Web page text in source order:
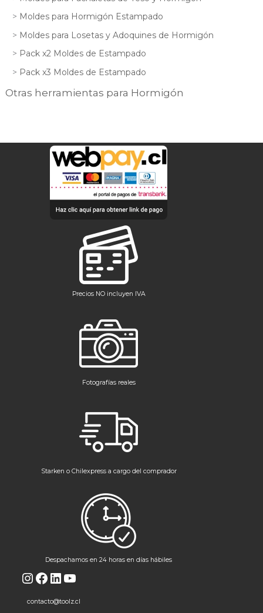
Moldes para Hormigón Estampado
Moldes para Losetas y Adoquines de Hormigón
Pack x2 Moldes de Estampado
Pack x3 Moldes de Estampado
Otras herramientas para Hormigón
Precios NO incluyen IVA
Fotografías reales
Starken o Chilexpress a cargo del comprador
Despachamos en 24 horas en días hábiles
Instagram
Facebook
LinkedIn
YouTube
contacto@toolz.cl